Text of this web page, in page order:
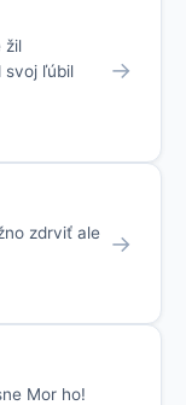
žil
svoj ľúbil
→
zdrviť ale
→
Mor ho!